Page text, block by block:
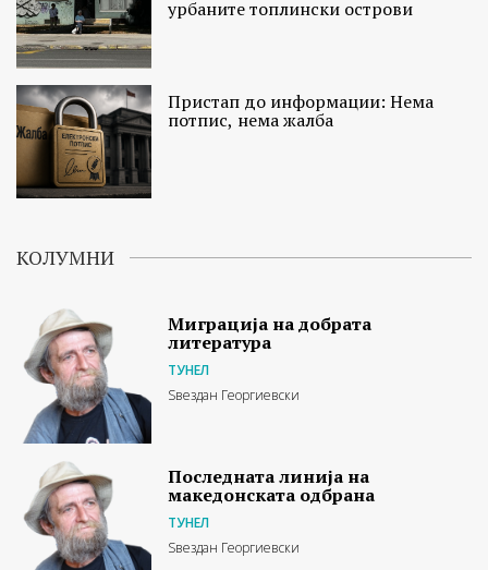
урбаните топлински острови
Пристап до информации: Нема
потпис, нема жалба
КОЛУМНИ
Миграција на добрата
литература
ТУНЕЛ
Ѕвездан Георгиевски
Последната линија на
македонската одбрана
ТУНЕЛ
Ѕвездан Георгиевски